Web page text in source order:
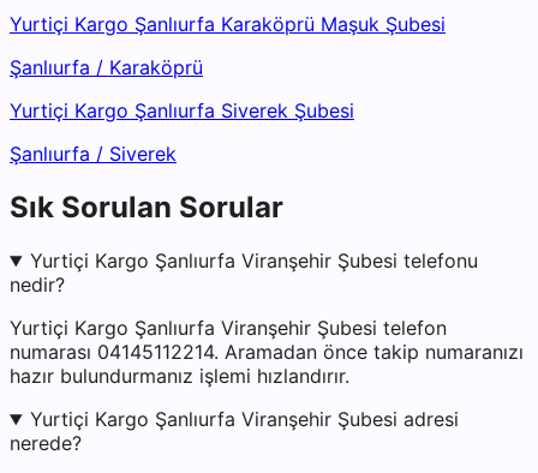
Yurtiçi Kargo Şanlıurfa Karaköprü Maşuk Şubesi
Şanlıurfa / Karaköprü
Yurtiçi Kargo Şanlıurfa Siverek Şubesi
Şanlıurfa / Siverek
Sık Sorulan Sorular
Yurtiçi Kargo Şanlıurfa Viranşehir Şubesi telefonu
nedir?
Yurtiçi Kargo Şanlıurfa Viranşehir Şubesi telefon
numarası 04145112214. Aramadan önce takip numaranızı
hazır bulundurmanız işlemi hızlandırır.
Yurtiçi Kargo Şanlıurfa Viranşehir Şubesi adresi
nerede?